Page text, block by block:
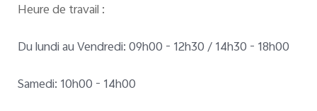
Heure de travail :
Du lundi au Vendredi: 09h00 - 12h30 / 14h30 - 18h00
Samedi: 10h00 - 14h00